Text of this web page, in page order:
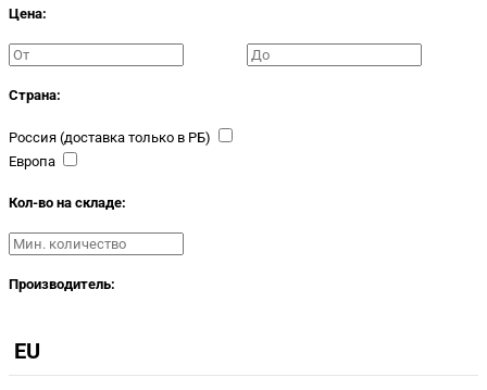
Цена:
Страна:
Россия (доставка только в РБ)
Европа
Кол-во на складе:
Производитель:
EU